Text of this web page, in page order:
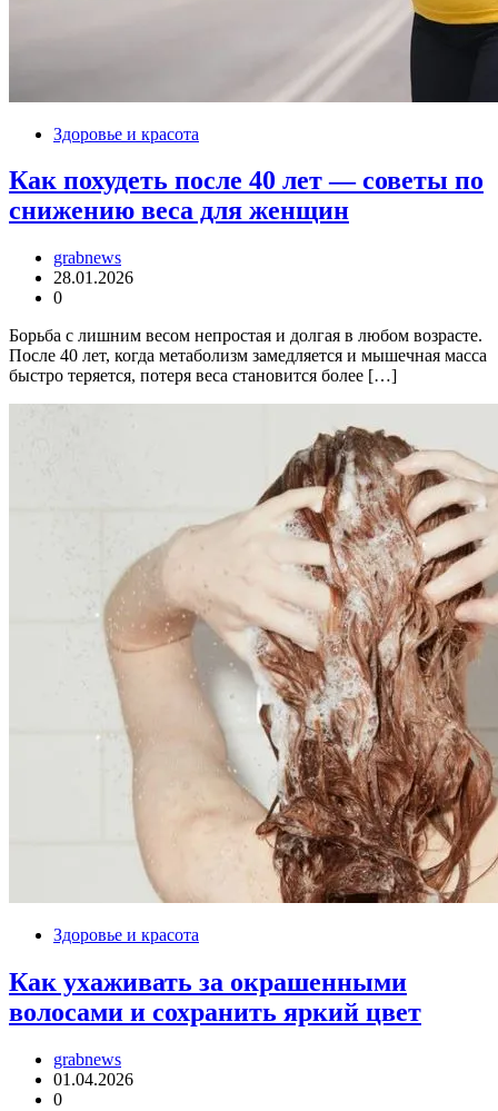
Здоровье и красота
Как похудеть после 40 лет — советы по
снижению веса для женщин
grabnews
28.01.2026
0
Борьба с лишним весом непростая и долгая в любом возрасте.
После 40 лет, когда метаболизм замедляется и мышечная масса
быстро теряется, потеря веса становится более […]
Здоровье и красота
Как ухаживать за окрашенными
волосами и сохранить яркий цвет
grabnews
01.04.2026
0